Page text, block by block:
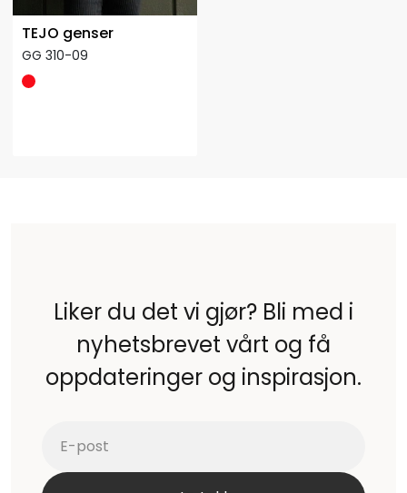
TEJO genser
GG 310-09
Liker du det vi gjør? Bli med i
nyhetsbrevet vårt og få
oppdateringer og inspirasjon.